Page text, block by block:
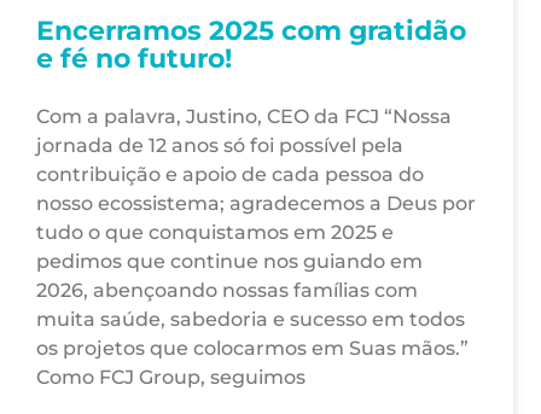
Encerramos 2025 com gratidão
e fé no futuro!
Com a palavra, Justino, CEO da FCJ “Nossa
jornada de 12 anos só foi possível pela
contribuição e apoio de cada pessoa do
nosso ecossistema; agradecemos a Deus por
tudo o que conquistamos em 2025 e
pedimos que continue nos guiando em
2026, abençoando nossas famílias com
muita saúde, sabedoria e sucesso em todos
os projetos que colocarmos em Suas mãos.”
Como FCJ Group, seguimos